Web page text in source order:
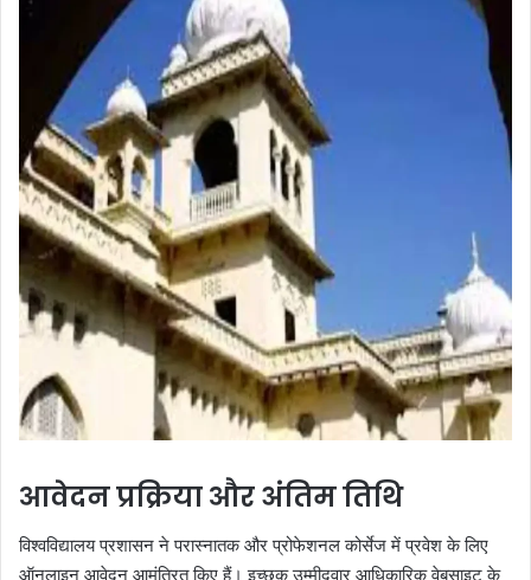
आवेदन प्रक्रिया और अंतिम तिथि
विश्वविद्यालय प्रशासन ने परास्नातक और प्रोफेशनल कोर्सेज में प्रवेश के लिए
ऑनलाइन आवेदन आमंत्रित किए हैं। इच्छुक उम्मीदवार आधिकारिक वेबसाइट के